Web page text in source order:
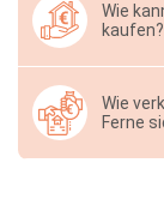
Wie
kaufen?
Wie
Ferne